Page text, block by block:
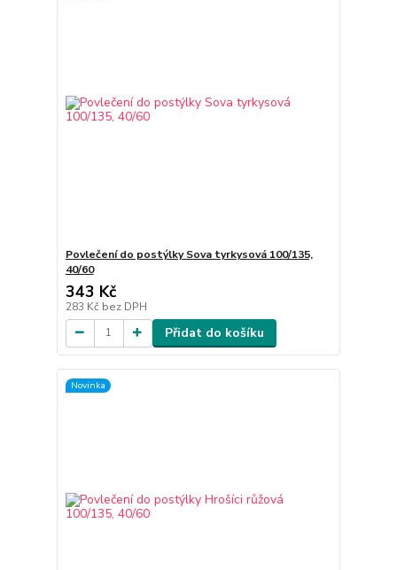
Povlečení do postýlky Sova tyrkysová 100/135,
40/60
343 Kč
283 Kč bez DPH
Přidat do košíku
Novinka